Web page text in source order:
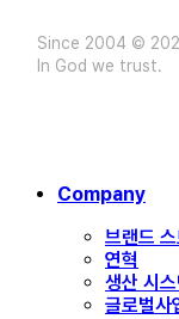
Since 2004 ©
In God we trust.
Close
Company
브랜드 스
연혁
생산 시
글로벌사